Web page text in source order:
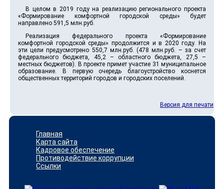
В целом в 2019 году на реализацию регионального проекта
«Формирование комфортной городской среды» будет
направлено 591,5 млн.руб.
Реализация федерального проекта «Формирование
комфортной городской среды» продолжится и в 2020 году. На
эти цели предусмотрено 550,7 млн.руб. (478 млн.руб. – за счет
федерального бюджета, 45,2 – областного бюджета, 27,5 –
местных бюджетов). В проекте примет участие 31 муниципальное
образование. В первую очередь благоустройство коснется
общественных территорий городов и городских поселений.
Версия для печати
Главная
Карта сайта
Кадровое обеспечение
Противодействие коррупции
Ссылки